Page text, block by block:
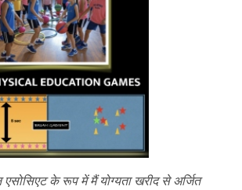
के रूप में मैं योग्यता खरीद से अर्जित